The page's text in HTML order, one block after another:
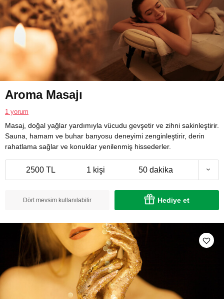
Aroma Masajı
1 yorum
Masaj, doğal yağlar yardımıyla vücudu gevşetir ve zihni sakinleştirir.
Sauna, hamam ve buhar banyosu deneyimi zenginleştirir, derin
rahatlama sağlar ve konuklar yenilenmiş hissederler.
2500 TL 1 kişi 50 dakika
Dört mevsim kullanılabilir Hediye et